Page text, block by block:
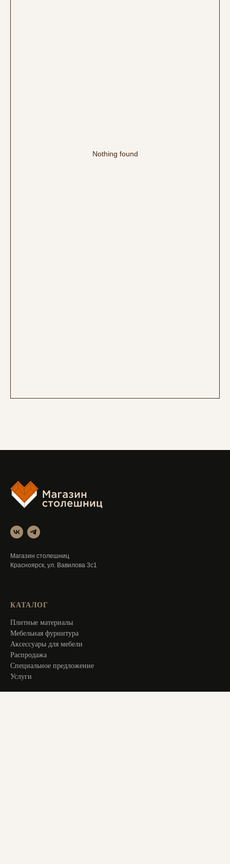
Nothing found
Магазин столешниц
Красноярск, ул. Вавилова 3с1
КАТАЛОГ
Плитные материалы
Мебельная фурнитура
Аксессуары для мебели
Распродажа
Специальное предложение
Услуги